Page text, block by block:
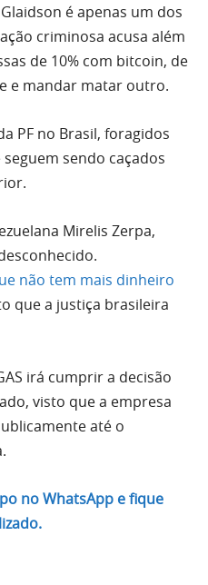
é apenas um dos
criminosa acusa além
de 10% com bitcoin, de
e mandar matar outro.
PF no Brasil, foragidos
sendo caçados
Mirelis Zerpa,
não tem mais dinheiro
que a justiça brasileira
irá cumprir a decisão
visto que a empresa
até o
no WhatsApp e fique